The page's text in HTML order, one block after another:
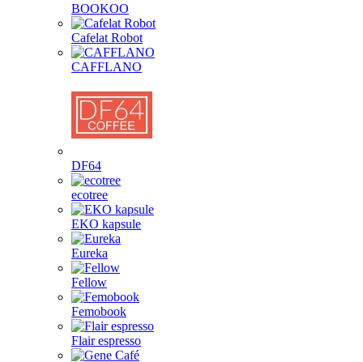
BOOKOO
Cafelat Robot
CAFFLANO
DF64
ecotree
EKO kapsule
Eureka
Fellow
Femobook
Flair espresso